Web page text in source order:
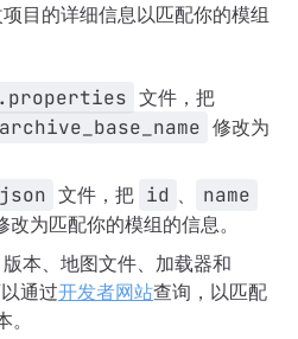
目的详细信息以匹配你的模组
文件，把
archive_base_name 修改为
文件，把 id name
改为匹配你的模组的信息。
本、地图文件、加载器和
通过开发者网站查询，以匹配